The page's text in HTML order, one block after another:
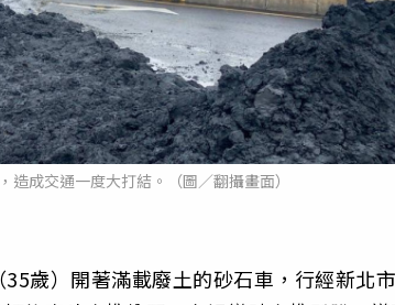
成交通一度大打結。（圖／翻攝畫面）
歲）開著滿載廢土的砂石車，行經新北市